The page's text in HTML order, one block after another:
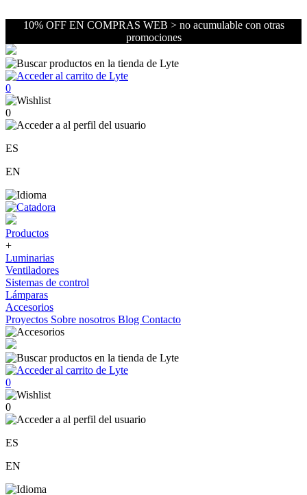
10% OFF EN COMPRAS WEB > no acumulable con otras
promociones
0
0
ES
EN
Productos
+
Luminarias
Ventiladores
Sistemas de control
Lámparas
Accesorios
Proyectos Sobre nosotros Blog Contacto
0
0
ES
EN